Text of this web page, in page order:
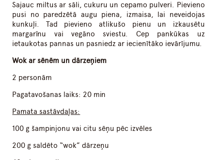
Sajauc miltus ar sāli, cukuru un cepamo pulveri. Pievieno
pusi no paredzētā augu piena, izmaisa, lai neveidojas
kunkuļi. Tad pievieno atlikušo pienu un izkausētu
margarīnu vai vegāno sviestu. Cep pankūkas uz
ietaukotas pannas un pasniedz ar iecienītāko ievārījumu.
Wok ar sēnēm un dārzeņiem
2 personām
Pagatavošanas laiks: 20 min
Pamata sastāvdaļas:
100 g šampinjonu vai citu sēņu pēc izvēles
200 g saldēto “wok” dārzeņu